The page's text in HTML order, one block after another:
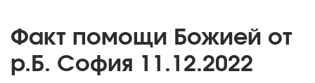
Факт помощи Божией от
р.Б. София 11.12.2022